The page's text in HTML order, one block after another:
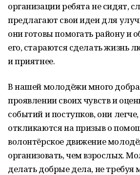
организации ребята не сидят,
предлагают свои идеи для
они готовы помогать району и
его, стараются сделать жизнь
и приятнее.
В нашей молодёжи много
проявлении своих чувств и
событий и поступков, они
откликаются на призыв о
волонтёрское движение
организовать, чем взрослых.
делать добрые дела, не требуя